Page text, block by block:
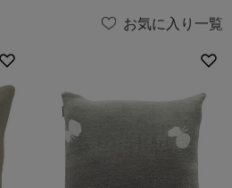
お気に入り一覧